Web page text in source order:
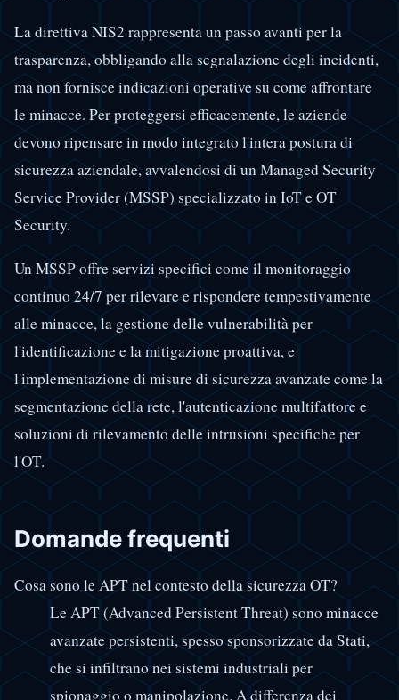
La direttiva NIS2 rappresenta un passo avanti per la
trasparenza, obbligando alla segnalazione degli incidenti,
ma non fornisce indicazioni operative su come affrontare
le minacce. Per proteggersi efficacemente, le aziende
devono ripensare in modo integrato l'intera postura di
sicurezza aziendale, avvalendosi di un Managed Security
Service Provider (MSSP) specializzato in IoT e OT
Security.
Un MSSP offre servizi specifici come il monitoraggio
continuo 24/7 per rilevare e rispondere tempestivamente
alle minacce, la gestione delle vulnerabilità per
l'identificazione e la mitigazione proattiva, e
l'implementazione di misure di sicurezza avanzate come la
segmentazione della rete, l'autenticazione multifattore e
soluzioni di rilevamento delle intrusioni specifiche per
l'OT.
Domande frequenti
Cosa sono le APT nel contesto della sicurezza OT?
Le APT (Advanced Persistent Threat) sono minacce
avanzate persistenti, spesso sponsorizzate da Stati,
che si infiltrano nei sistemi industriali per
spionaggio o manipolazione. A differenza dei